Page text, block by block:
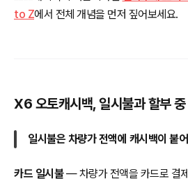
to Z에서 전체 개념을 먼저 짚어보세요.
X6 오토캐시백, 일시불과 할부
일시불은 차량가 전액에 캐시백이 붙
카드 일시불— 차량가 전액을 카드로 결